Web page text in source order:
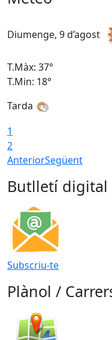
Diumenge, 9 d’agost
T.Màx: 37°
T.Min: 18°
Tarda
1
2
AnteriorSegüent
Butlletí digital
Subscriu-te
Plànol /